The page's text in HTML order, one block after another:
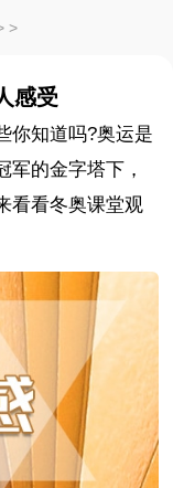
>
感受
你知道吗?奥运是
军的金字塔下，
看看冬奥课堂观